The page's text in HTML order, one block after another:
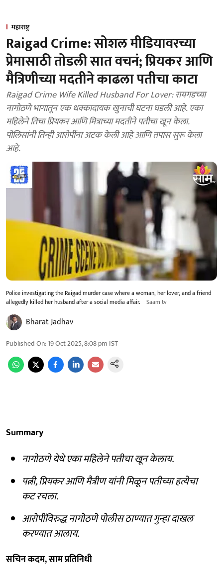
महाराष्ट्र
Raigad Crime: सोशल मीडियावरच्या
प्रेमासाठी तोडली सात वचनं; प्रियकर आणि
मैत्रिणीच्या मदतीने काढला पतीचा काटा
Raigad Crime Wife Killed Husband For Lover: रायगडच्या
नागोठणे भागातून एक धक्कादायक खुनाची घटना घडली आहे. एका
महिलेने तिचा प्रियकर आणि मित्राच्या मदतीने पतीचा खून केला.
पोलिसांनी तिन्ही आरोपींना अटक केली आहे आणि तपास सुरू केला
आहे.
Police investigating the Raigad murder case where a woman, her lover, and a friend
allegedly killed her husband after a social media affair.
Saam tv
Bharat Jadhav
Published On:19 Oct 2025, 8:08 pm IST
Summary
नागोठणे येथे एका महिलेने पतीचा खून केलाय.
पत्नी, प्रियकर आणि मैत्रीण यांनी मिळून पतीच्या हत्येचा
कट रचला.
आरोपींविरुद्ध नागोठणे पोलीस ठाण्यात गुन्हा दाखल
करण्यात आलाय.
सचिन कदम, साम प्रतिनिधी